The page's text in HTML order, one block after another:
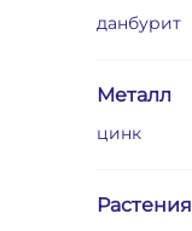
данбурит
Металл
цинк
Растения